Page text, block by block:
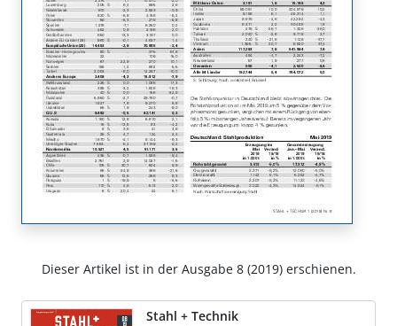
Dieser Artikel ist in der Ausgabe 8 (2019) erschienen.
Stahl + Technik